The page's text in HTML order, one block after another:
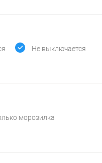
Не выключается
морозилка